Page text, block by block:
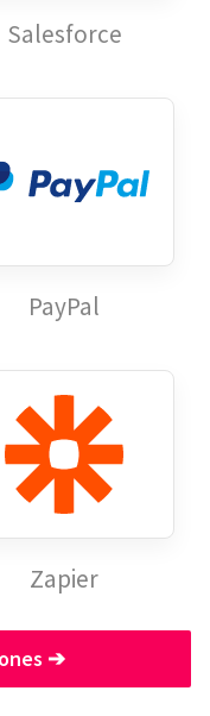
Salesforce
PayPal
Zapier
➔